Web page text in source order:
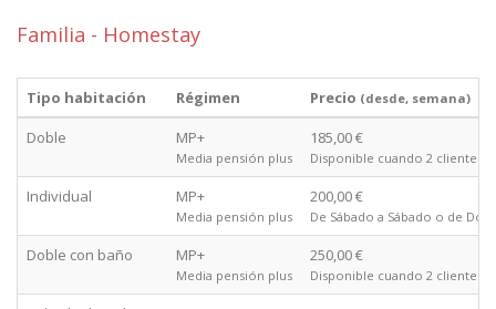
Familia - Homestay
Tipo habitación Régimen Precio (desde, semana)
Doble MP+
Media pensión plus
185,00 €
Disponible cuando 2 clientes
Individual MP+
Media pensión plus
200,00 €
De Sábado a Sábado o de
Doble con baño MP+
Media pensión plus
250,00 €
Disponible cuando 2 clientes